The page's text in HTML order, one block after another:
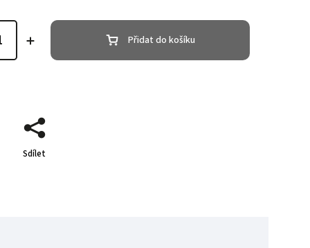
Přidat do košíku
Sdílet